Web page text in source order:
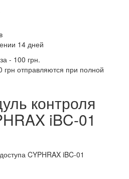
14 дней
- 100 грн.
грн отправляются при полной
контроля
iBC-01
CYPHRAX iBC-01